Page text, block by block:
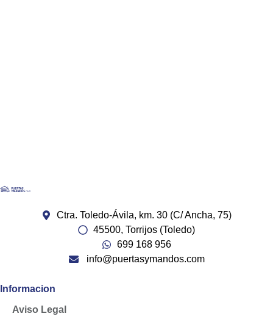
Ctra. Toledo-Ávila, km. 30 (C/ Ancha, 75)
45500, Torrijos (Toledo)
699 168 956
info@puertasymandos.com
Informacion
Aviso Legal